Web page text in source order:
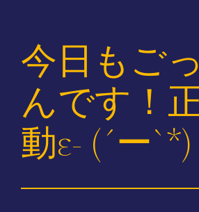
今日もご
んです！
動ε- (´ー`*)